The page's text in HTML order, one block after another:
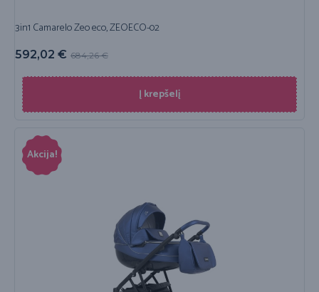
3in1 Camarelo Zeo eco, ZEOECO-02
684,26€
592,02 €
Į krepšelį
Akcija!